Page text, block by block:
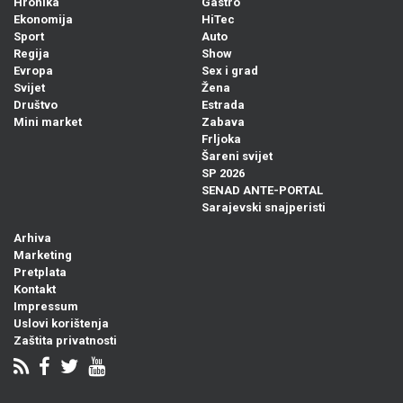
Ekonomija
Sport
Regija
Evropa
Svijet
Društvo
Mini market
HiTec
Auto
Show
Sex i grad
Žena
Estrada
Zabava
Frljoka
Šareni svijet
SP 2026
SENAD ANTE-PORTAL
Sarajevski snajperisti
Arhiva
Marketing
Pretplata
Kontakt
Impressum
Uslovi korištenja
Zaštita privatnosti